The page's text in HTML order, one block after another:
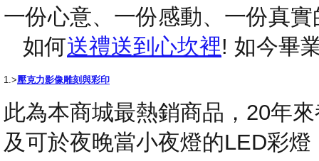
一份心意、一份感動、一份真
如何送禮送到心坎裡! 如今畢
1.>壓克力影像雕刻與彩印
此為本商城最熱銷商品，20年
及可於夜晚當小夜燈的LED彩